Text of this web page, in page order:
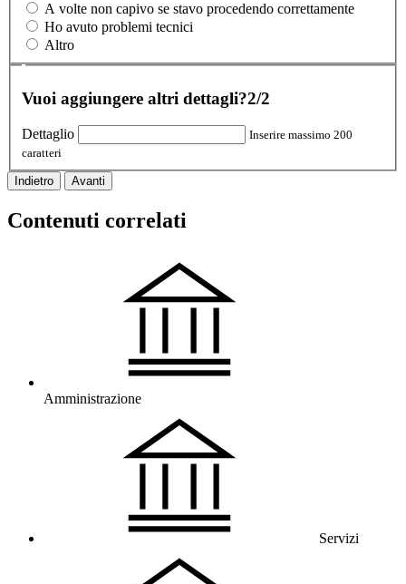
A volte non capivo se stavo procedendo correttamente
Ho avuto problemi tecnici
Altro
Vuoi aggiungere altri dettagli?2/2
Dettaglio
Inserire massimo 200
caratteri
Indietro Avanti
Contenuti correlati
Amministrazione
Servizi